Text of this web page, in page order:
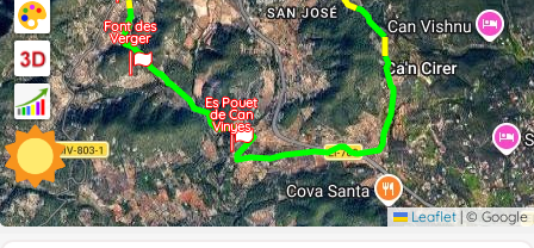
Font des
Verger
Es Pouet
de Can
Vinyes
Leaflet |© Google